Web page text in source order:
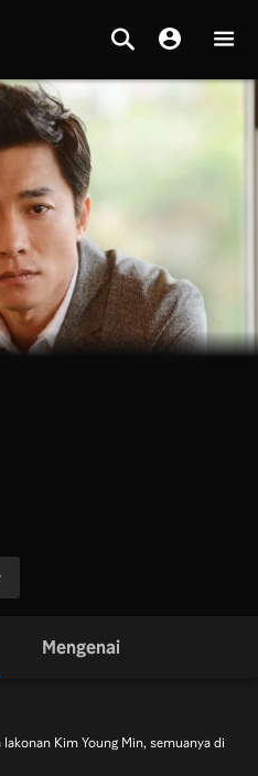
Mengenai
Kim Young Min, semuanya di